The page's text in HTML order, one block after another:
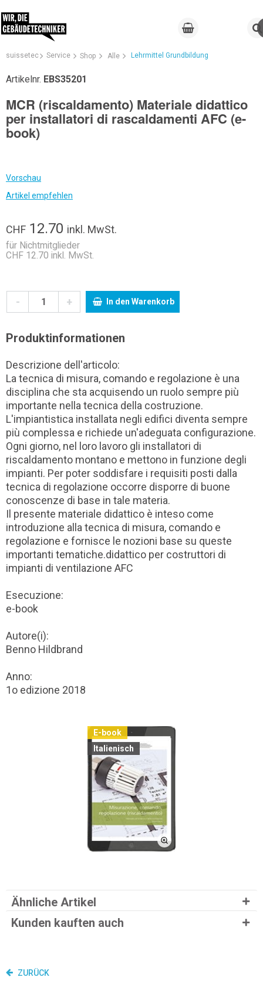
suissetec Service Shop Alle Lehrmittel Grundbildung
Artikelnr. EBS35201
MCR (riscaldamento) Materiale didattico
per installatori di rascaldamenti AFC (e-
book)
Vorschau
Artikel empfehlen
CHF 12.70 inkl. MwSt.
für Nichtmitglieder
CHF 12.70 inkl. MwSt.
- + In den Warenkorb
Produktinformationen
Descrizione dell'articolo:
La tecnica di misura, comando e regolazione è una
disciplina che sta acquisendo un ruolo sempre più
importante nella tecnica della costruzione.
L'impiantistica installata negli edifici diventa sempre
più complessa e richiede un'adeguata configurazione.
Ogni giorno, nel loro lavoro gli installatori di
riscaldamento montano e mettono in funzione degli
impianti. Per poter soddisfare i requisiti posti dalla
tecnica di regolazione occorre disporre di buone
conoscenze di base in tale materia.
Il presente materiale didattico è inteso come
introduzione alla tecnica di misura, comando e
regolazione e fornisce le nozioni base su queste
importanti tematiche.didattico per costruttori di
impianti di ventilazione AFC
Esecuzione:
e-book
Autore(i):
Benno Hildbrand
Anno:
1o edizione 2018
E-book
Italienisch
Ähnliche Artikel
Kunden kauften auch
ZURÜCK